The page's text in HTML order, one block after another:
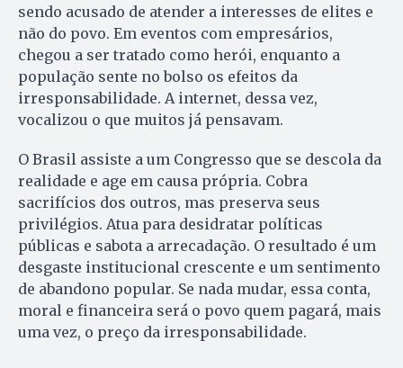
sendo acusado de atender a interesses de elites e
não do povo. Em eventos com empresários,
chegou a ser tratado como herói, enquanto a
população sente no bolso os efeitos da
irresponsabilidade. A internet, dessa vez,
vocalizou o que muitos já pensavam.
O Brasil assiste a um Congresso que se descola da
realidade e age em causa própria. Cobra
sacrifícios dos outros, mas preserva seus
privilégios. Atua para desidratar políticas
públicas e sabota a arrecadação. O resultado é um
desgaste institucional crescente e um sentimento
de abandono popular. Se nada mudar, essa conta,
moral e financeira será o povo quem pagará, mais
uma vez, o preço da irresponsabilidade.